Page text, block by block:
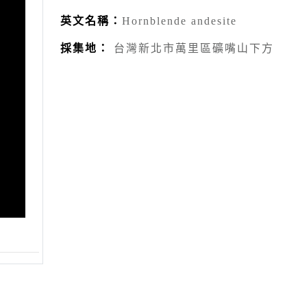
英文名稱： Hornblende andesite
採集地： 台灣新北市萬里區礦嘴山下方